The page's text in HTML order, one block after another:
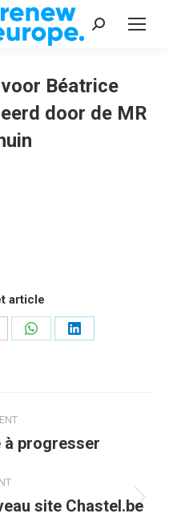
Recherche
Béatrice
door de MR
article
PartagerPartager
à progresser
site Chastel.be